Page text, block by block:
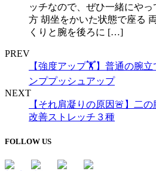
ッチなので、ぜひ一緒にや
方 胡坐をかいた状態で座る
くりと腕を後ろに […]
PREV
【強度アップ🏋️】普通の腕
ンププッシュアップ
NEXT
【それ肩凝りの原因🚨】二
改善ストレッチ３種
FOLLOW US